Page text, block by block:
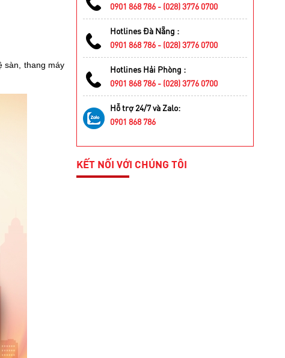
sàn, thang máy
0901 868 786 - (028) 3776 0700
Hotlines Đà Nẵng :
0901 868 786 - (028) 3776 0700
Hotlines Hải Phòng :
0901 868 786 - (028) 3776 0700
Hỗ trợ 24/7 và Zalo:
0901 868 786
KẾT NỐI VỚI CHÚNG TÔI